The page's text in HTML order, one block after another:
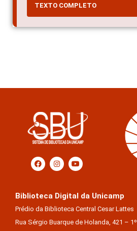
TEXTO COMPLETO
Biblioteca Digital da Unicamp
Prédio da Biblioteca Central Cesar Lattes
Rua Sérgio Buarque de Holanda, 421 –